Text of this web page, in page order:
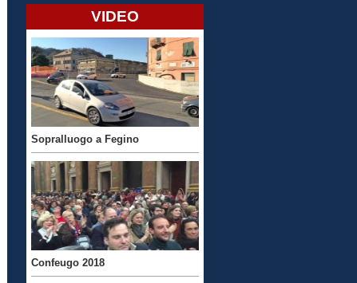
VIDEO
Sopralluogo a Fegino
Confeugo 2018